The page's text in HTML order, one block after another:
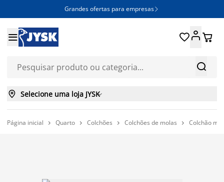
Grandes ofertas para empresas 


 
 Selecione uma loja JYSK
Página inicial  Quarto  Colchões  Colchões de molas  Colchão